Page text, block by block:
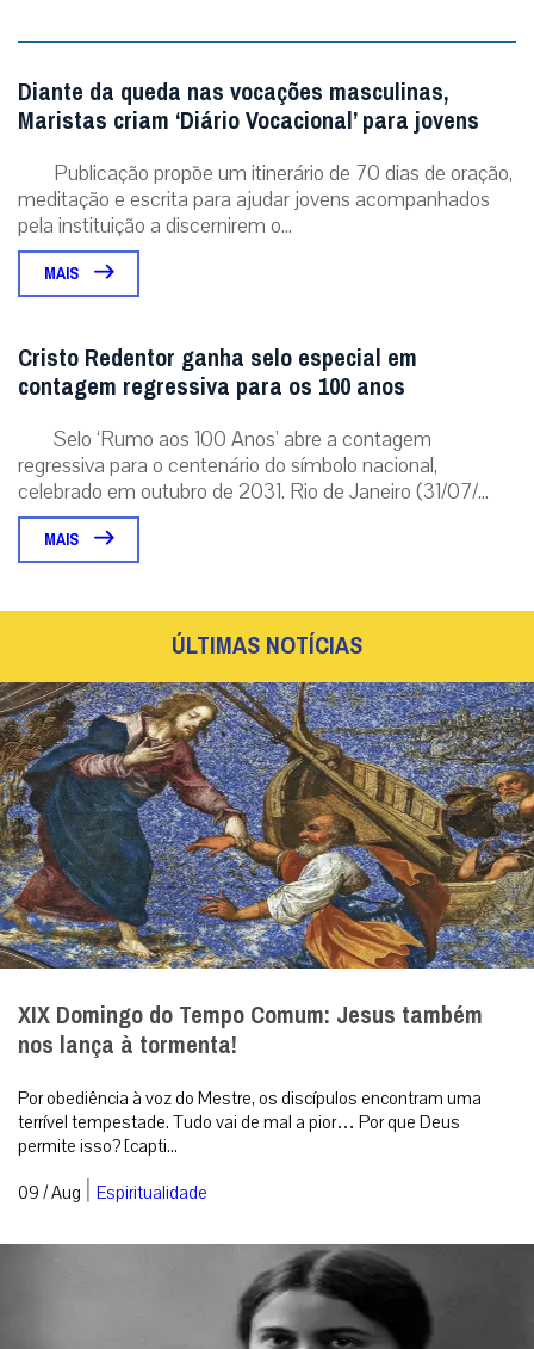
Diante da queda nas vocações masculinas,
Maristas criam ‘Diário Vocacional’ para jovens
Publicação propõe um itinerário de 70 dias de oração,
meditação e escrita para ajudar jovens acompanhados
pela instituição a discernirem o...
MAIS
Cristo Redentor ganha selo especial em
contagem regressiva para os 100 anos
Selo ‘Rumo aos 100 Anos’ abre a contagem
regressiva para o centenário do símbolo nacional,
celebrado em outubro de 2031. Rio de Janeiro (31/07/...
MAIS
ÚLTIMAS NOTÍCIAS
XIX Domingo do Tempo Comum: Jesus também
nos lança à tormenta!
Por obediência à voz do Mestre, os discípulos encontram uma
terrível tempestade. Tudo vai de mal a pior… Por que Deus
permite isso? [capti...
09 / Aug | Espiritualidade